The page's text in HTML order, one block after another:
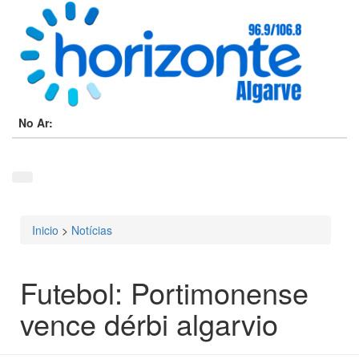
No Ar:
Está aqui
Inicio > Notícias
Futebol: Portimonense
vence dérbi algarvio